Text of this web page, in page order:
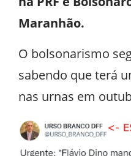
Maranhão.
O bolsonarismo
sabendo que terá
nas urnas em